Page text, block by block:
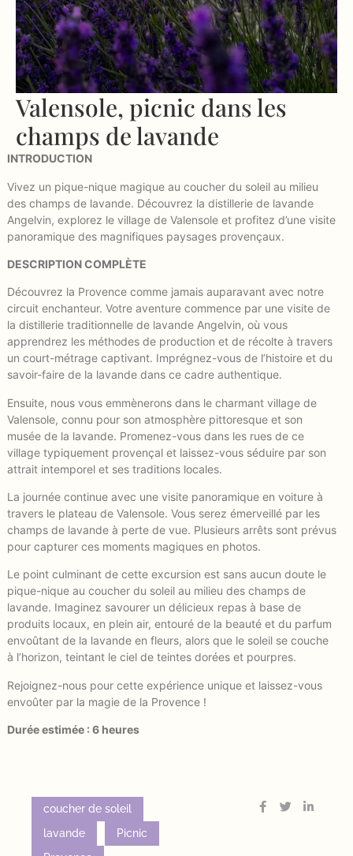
Valensole, picnic dans les
champs de lavande
INTRODUCTION
Vivez un pique-nique magique au coucher du soleil au milieu
des champs de lavande. Découvrez la distillerie de lavande
Angelvin, explorez le village de Valensole et profitez d’une visite
panoramique des magnifiques paysages provençaux.
DESCRIPTION COMPLÈTE
Découvrez la Provence comme jamais auparavant avec notre
circuit enchanteur. Votre aventure commence par une visite de
la distillerie traditionnelle de lavande Angelvin, où vous
apprendrez les méthodes de production et de récolte à travers
un court-métrage captivant. Imprégnez-vous de l’histoire et du
savoir-faire de la lavande dans ce cadre authentique.
Ensuite, nous vous emmènerons dans le charmant village de
Valensole, connu pour son atmosphère pittoresque et son
musée de la lavande. Promenez-vous dans les rues de ce
village typiquement provençal et laissez-vous séduire par son
attrait intemporel et ses traditions locales.
La journée continue avec une visite panoramique en voiture à
travers le plateau de Valensole. Vous serez émerveillé par les
champs de lavande à perte de vue. Plusieurs arrêts sont prévus
pour capturer ces moments magiques en photos.
Le point culminant de cette excursion est sans aucun doute le
pique-nique au coucher du soleil au milieu des champs de
lavande. Imaginez savourer un délicieux repas à base de
produits locaux, en plein air, entouré de la beauté et du parfum
envoûtant de la lavande en fleurs, alors que le soleil se couche
à l’horizon, teintant le ciel de teintes dorées et pourpres.
Rejoignez-nous pour cette expérience unique et laissez-vous
envoûter par la magie de la Provence !
Durée estimée : 6 heures
coucher de soleil
lavande
Picnic